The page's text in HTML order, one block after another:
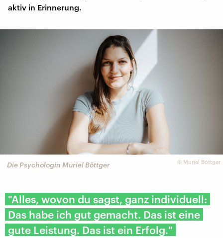
aktiv in Erinnerung.
© Muriel Böttger
Die Psychologin Muriel Böttger
"Alles, wovon du sagst, ganz individuell:
Das habe ich gut gemacht. Das ist eine
gute Leistung. Das ist ein Erfolg."